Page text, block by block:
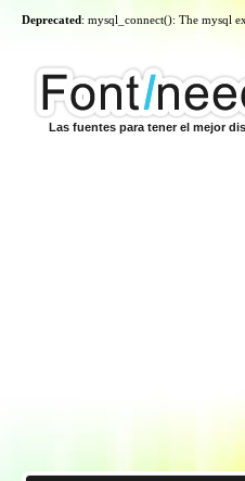
Deprecated: mysql_connect(): The mysql
Las fuentes para tener el mejor